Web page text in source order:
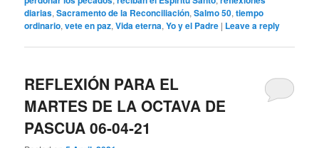
diarias,Sacramento de la Reconciliación,Salmo 50,tiempo
ordinario,vete en paz,Vida eterna,Yo y el Padre | Leave a reply
REFLEXIÓN PARA EL
MARTES DE LA OCTAVA DE
PASCUA 06-04-21